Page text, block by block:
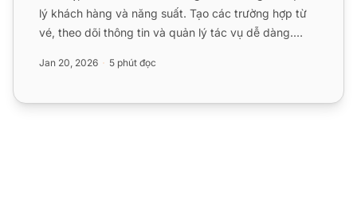
lý khách hàng và năng suất. Tạo các trường hợp từ
vé, theo dõi thông tin và quản lý tác vụ dễ dàng.
Jan 20, 2026 5 phút đọc